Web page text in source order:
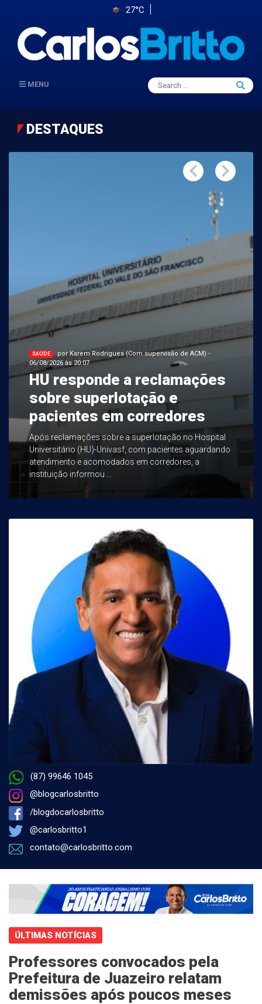
27°C
MENU
Search
for:
Search
DESTAQUES
SAÚDE
por Karem Rodrigues (Com supervisão de ACM) -
06/08/2026 às 20:07
HU responde a reclamações
sobre superlotação e
pacientes em corredores
Após reclamações sobre a superlotação no Hospital
Universitário (HU)-Univasf, com pacientes aguardando
atendimento e acomodados em corredores, a
instituição informou ...
(87) 99646 1045
@blogcarlosbritto
/blogdocarlosbritto
@carlosbritto1
contato@carlosbritto.com
ÚLTIMAS NOTÍCIAS
Professores convocados pela
Prefeitura de Juazeiro relatam
demissões após poucos meses